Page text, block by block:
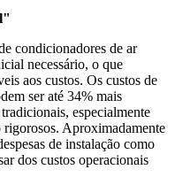
condicionadores de ar
necessário, o que
aos custos. Os custos de
ser até 34% mais
especialmente
rigorosos. Aproximadamente
de instalação como
dos custos operacionais